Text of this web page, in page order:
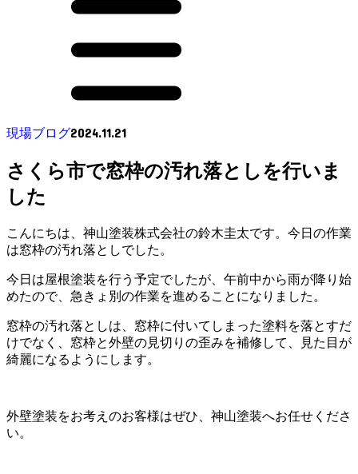
現場ブログ2024.11.21
さくら市で窓枠の汚れ落としを行いま
した
こんにちは、神山塗装株式会社の鈴木圭太です。今日の作業
は窓枠の汚れ落としでした。
今日は屋根塗装を行う予定でしたが、午前中から雨が降り始
めたので、急きょ別の作業を進めることになりました。
窓枠の汚れ落としは、窓枠に付いてしまった塗料を落とすだ
けでなく、窓枠と外壁の見切りの歪みを補修して、見た目が
綺麗になるようにします。
外壁塗装をお考えのお客様はぜひ、神山塗装へお任せくださ
い。